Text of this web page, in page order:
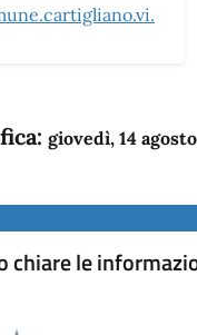
giovedì, 14
chiare le